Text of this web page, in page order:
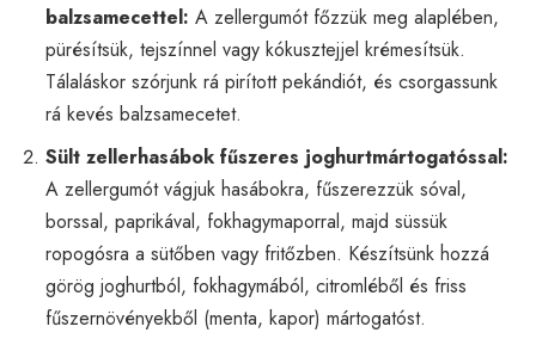
balzsamecettel: A zellergumót főzzük meg alaplében,
pürésítsük, tejszínnel vagy kókusztejjel krémesítsük.
Tálaláskor szórjunk rá pirított pekándiót, és csorgassunk
rá kevés balzsamecetet.
Sült zellerhasábok fűszeres joghurtmártogatóssal:
A zellergumót vágjuk hasábokra, fűszerezzük sóval,
borssal, paprikával, fokhagymaporral, majd süssük
ropogósra a sütőben vagy fritőzben. Készítsünk hozzá
görög joghurtból, fokhagymából, citromléből és friss
fűszernövényekből (menta, kapor) mártogatóst.